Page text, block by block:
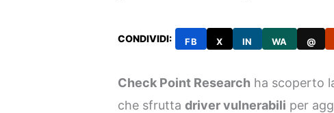
CONDIVIDI: FB X IN WA @
Check Point Research ha scoperto
che sfruttadriver vulnerabili per